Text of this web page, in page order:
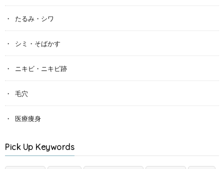
たるみ・シワ
シミ・そばかす
ニキビ・ニキビ跡
毛穴
医療痩身
Pick Up Keywords